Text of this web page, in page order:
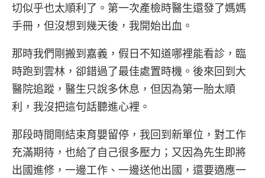
切似乎也太順利了。第一次產檢時醫生還發了媽媽
手冊，但沒想到幾天後，我開始出血。
那時我們剛搬到嘉義，假日不知道哪裡能看診，臨
時跑到雲林，卻錯過了最佳處置時機。後來回到大
醫院追蹤，醫生只說多休息，但因為第一胎太順
利，我沒把這句話聽進心裡。
那段時間剛結束育嬰留停，我回到新單位，對工作
充滿期待，也給了自己很多壓力；又因為先生即將
出國進修，一邊工作、一邊送他出國，還要適應一